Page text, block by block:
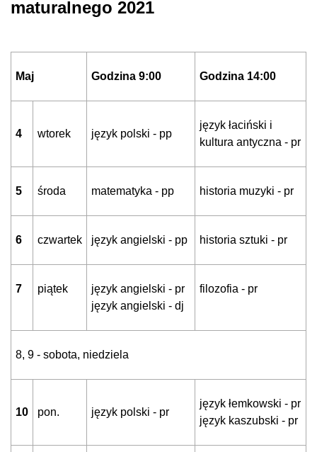
maturalnego 2021
Maj Godzina 9:00 Godzina 14:00
4 wtorek język polski - pp
język łaciński i
kultura antyczna - pr
5 środa matematyka - pp historia muzyki - pr
6 czwartek język angielski - pp historia sztuki - pr
7 piątek
język angielski - pr
język angielski - dj
filozofia - pr
8, 9 - sobota, niedziela
10 pon. język polski - pr
język łemkowski - pr
język kaszubski - pr